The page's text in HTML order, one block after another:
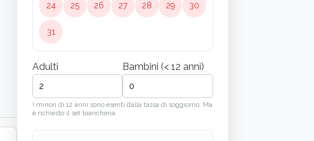
24 25 26 27 28 29 30
31
Adulti Bambini (< 12 anni)
I minori di 12 anni sono esenti dalla tassa di soggiorno. Ma
è richiesto il set biancheria.